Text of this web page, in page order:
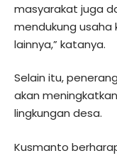
masyarakat juga
mendukung
lainnya,” katanya.
Selain itu,
akan
lingkungan desa.
Kusmanto